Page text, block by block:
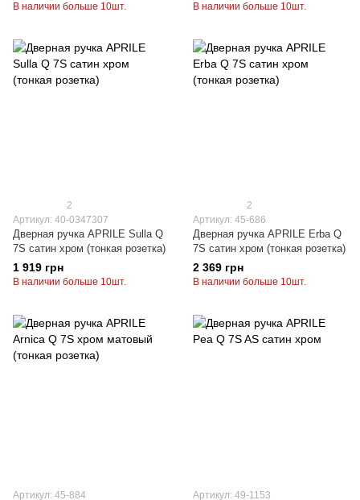
В наличии больше 10шт. В наличии больше 10шт.
2
Артикул: 40-0347307
Дверная ручка APRILE Sulla Q
7S сатин хром (тонкая розетка)
1 919 грн
В наличии больше 10шт.
2
Артикул: 45-686
Дверная ручка APRILE Erba Q
7S сатин хром (тонкая розетка)
2 369 грн
В наличии больше 10шт.
Артикул: 45-884 Артикул: 49-1153